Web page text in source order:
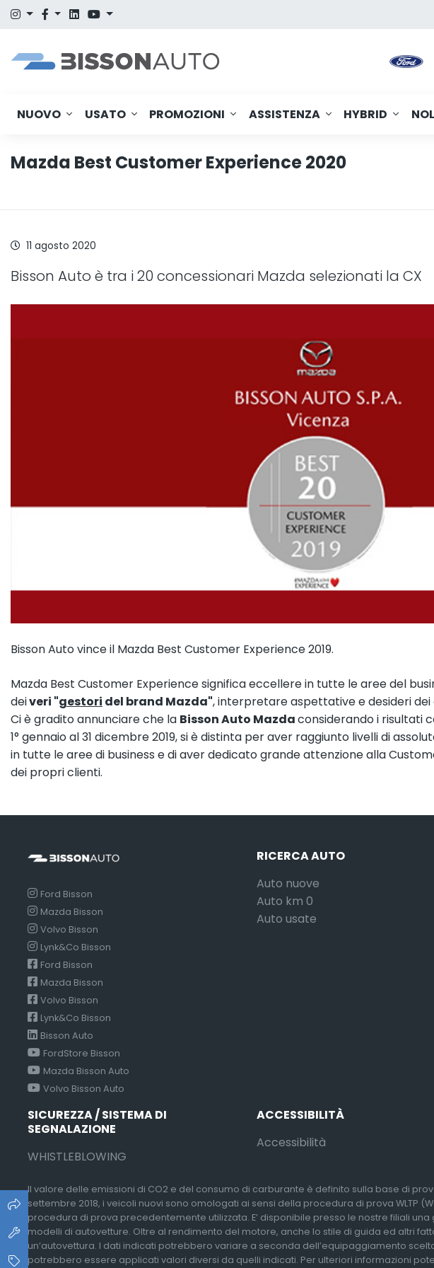
NUOVO USATO PROMOZIONI ASSISTENZA HYBRID
Mazda Best Customer Experience 2020
11 agosto 2020
Bisson Auto è tra i 20 concessionari Mazda selezionati la CX
Bisson Auto vince il Mazda Best Customer Experience 2019.
Mazda Best Customer Experience significa eccellere in tutte le aree del
deiveri "gestori del brand Mazda", interpretare aspettative e desideri dei
Ci è gradito annunciare che la Bisson Auto Mazdaconsiderando i risultati
1° gennaio al 31 dicembre 2019, si è distinta per aver raggiunto livelli di
in tutte le aree di business e di aver dedicato grande attenzione alla
dei propri clienti.
Ford Bisson
Mazda Bisson
Volvo Bisson
Lynk&Co Bisson
Ford Bisson
Mazda Bisson
Volvo Bisson
Lynk&Co Bisson
Bisson Auto
FordStore Bisson
Mazda Bisson Auto
Volvo Bisson Auto
RICERCA AUTO
Auto nuove
Auto km 0
Auto usate
SICUREZZA / SISTEMA DI
SEGNALAZIONE
WHISTLEBLOWING
ACCESSIBILITÀ
Accessibilità
Il valore delle emissioni di CO2 e del consumo di carburante è definito sulla base di
settembre 2018, i veicoli nuovi sono omologati ai sensi della procedura di prova WLTP
procedura di prova precedentemente utilizzata. E’ disponibile presso le nostre filiali
modelli di autovetture. Oltre al rendimento del motore, anche lo stile di guida ed altri
un’autovettura. I dati indicati potrebbero variare a seconda dell’equipaggiamento
potrebbero essere applicati valori diversi da quelli indicati. Per ulteriori informazioni